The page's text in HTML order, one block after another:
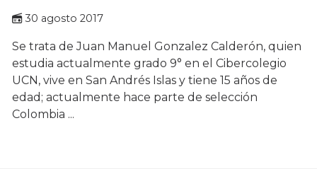
30 agosto 2017
Se trata de Juan Manuel Gonzalez Calderón, quien
estudia actualmente grado 9° en el Cibercolegio
UCN, vive en San Andrés Islas y tiene 15 años de
edad; actualmente hace parte de selección
Colombia ...